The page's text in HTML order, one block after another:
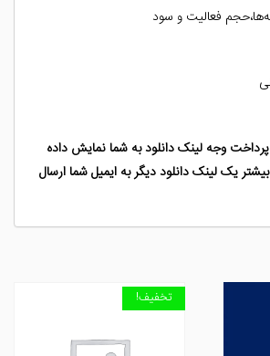
وجه لینک دانلود به شما نمایش داده
یک لینک دانلود دیگر به ایمیل شما ارسال
تخفیف!